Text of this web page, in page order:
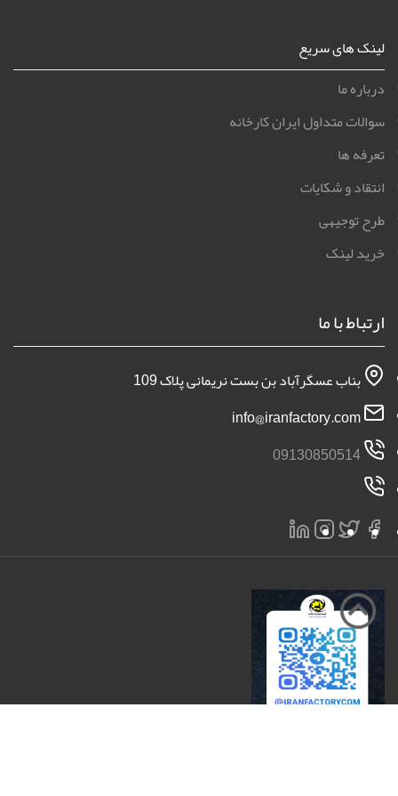
لینک های سریع
درباره ما
سوالات متداول ایران کارخانه
تعرفه ها
انتقاد و شکایات
طرح توجیهی
خرید لینک
ارتباط با ما
بناب عسگرآباد بن بست نریمانی پلاک 109
09130850514